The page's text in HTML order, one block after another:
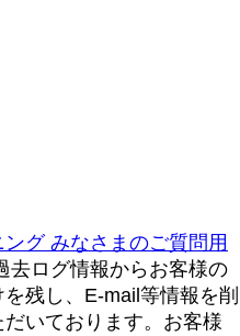
ング みなさまのご質問用
去ログ情報からお客様の
残し、E-mail等情報を削
いております。お客様